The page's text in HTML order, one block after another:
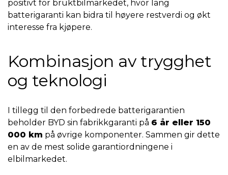
positivt for bruktbilmarkedet, hvor lang
batterigaranti kan bidra til høyere restverdi og økt
interesse fra kjøpere.
Kombinasjon av trygghet
og teknologi
I tillegg til den forbedrede batterigarantien
beholder BYD sin fabrikkgaranti på 6 år eller 150
000 km på øvrige komponenter. Sammen gir dette
en av de mest solide garantiordningene i
elbilmarkedet.